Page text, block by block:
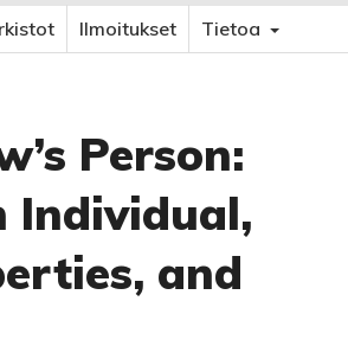
Ilmoitukset Tietoa
Person:
Individual,
and